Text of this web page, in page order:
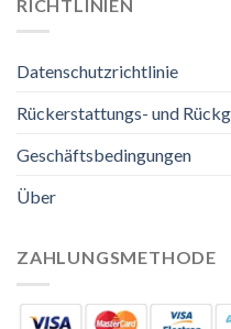
RICHTLINIEN
Datenschutzrichtlinie
Rückerstattungs- und
Geschäftsbedingungen
Über
ZAHLUNGSMETHODE